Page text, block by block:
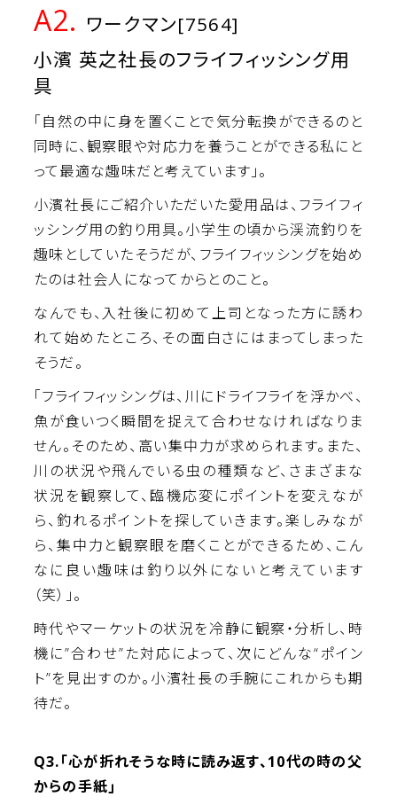
A2. ワークマン[7564]
小濱 英之社長のフライフィッシング用
具
「自然の中に身を置くことで気分転換ができるのと
同時に、観察眼や対応力を養うことができる私にと
って最適な趣味だと考えています」。
小濱社長にご紹介いただいた愛用品は、フライフィ
ッシング用の釣り用具。小学生の頃から渓流釣りを
趣味としていたそうだが、フライフィッシングを始め
たのは社会人になってからとのこと。
なんでも、入社後に初めて上司となった方に誘わ
れて始めたところ、その面白さにはまってしまった
そうだ。
「フライフィッシングは、川にドライフライを浮かべ、
魚が食いつく瞬間を捉えて合わせなければなりま
せん。そのため、高い集中力が求められます。また、
川の状況や飛んでいる虫の種類など、さまざまな
状況を観察して、臨機応変にポイントを変えなが
ら、釣れるポイントを探していきます。楽しみなが
ら、集中力と観察眼を磨くことができるため、こん
なに良い趣味は釣り以外にないと考えています
（笑）」。
時代やマーケットの状況を冷静に観察・分析し、時
機に”合わせ”た対応によって、次にどんな“ポイン
ト”を見出すのか。小濱社長の手腕にこれからも期
待だ。
Q3.｢心が折れそうな時に読み返す、10代の時の父
からの手紙｣